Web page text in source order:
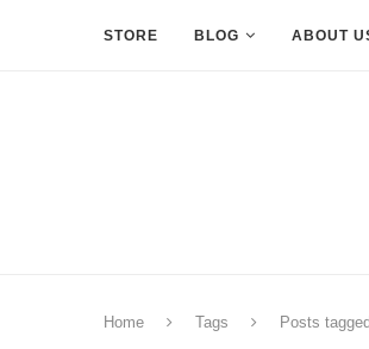
STORE BLOG ABOUT
Home Tags Posts